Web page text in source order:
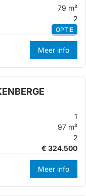
79 m²
2
OPTIE
Meer info
1
97 m²
2
€ 324.500
Meer info